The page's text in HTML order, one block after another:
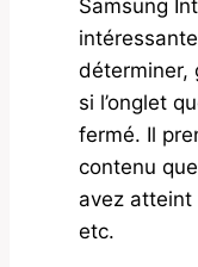
Samsung
déterminer,
si l’onglet
fermé. Il
contenu
avez atteint
etc.